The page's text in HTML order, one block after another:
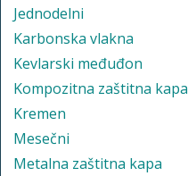
Jednodelni
Karbonska vlakna
Kevlarski međuđon
Kompozitna zaštitna kapa
Kremen
Mesečni
Metalna zaštitna kapa